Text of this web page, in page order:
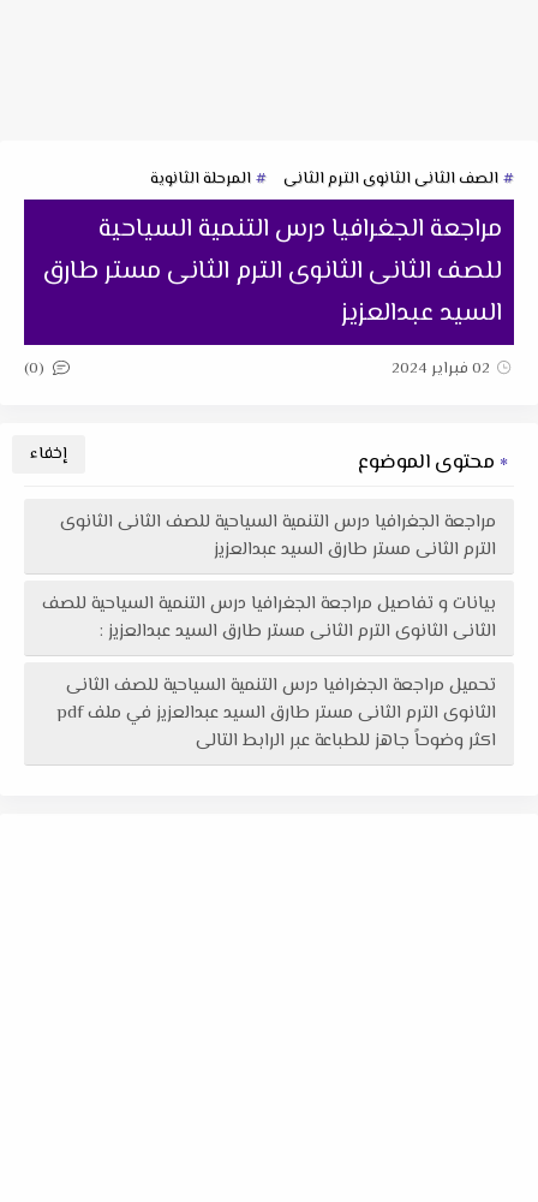
الصف الثانى الثانوى الترم الثانى المرحلة الثانوية
مراجعة الجغرافيا درس التنمية السياحية
للصف الثانى الثانوى الترم الثانى مستر طارق
السيد عبدالعزيز
02 فبراير 2024 (0)
محتوى الموضوع
مراجعة الجغرافيا درس التنمية السياحية للصف الثانى الثانوى
الترم الثانى مستر طارق السيد عبدالعزيز
بيانات و تفاصيل مراجعة الجغرافيا درس التنمية السياحية للصف
الثانى الثانوى الترم الثانى مستر طارق السيد عبدالعزيز :
تحميل مراجعة الجغرافيا درس التنمية السياحية للصف الثانى
الثانوى الترم الثانى مستر طارق السيد عبدالعزيز في ملف pdf
اكثر وضوحاً جاهز للطباعة عبر الرابط التالى